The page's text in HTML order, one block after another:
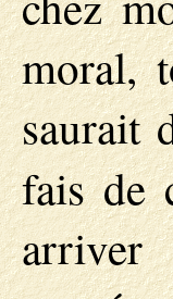
moral,
saurait
fais de